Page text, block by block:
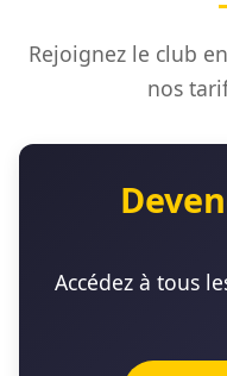
Rejoignez le club
nos
Accédez à tous